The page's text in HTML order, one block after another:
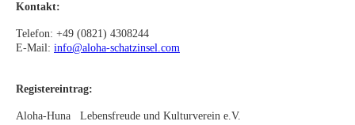
Kontakt:
Telefon: +49 (0821) 4308244
E-Mail: info@aloha-schatzinsel.com
Registereintrag:
Aloha-Huna Lebensfreude und Kulturverein e.V.